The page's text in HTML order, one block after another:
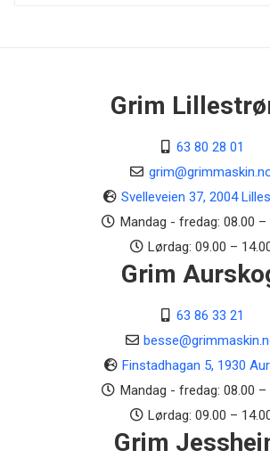
Grim
63 80 28 01
Svelleveien 37, 2004
Mandag - fredag: 08.00 –
Lørdag: 09.00 –
Grim
63 86 33 21
Finstadhagan 5, 1930
Mandag - fredag: 08.00 –
Lørdag: 09.00 –
Grim